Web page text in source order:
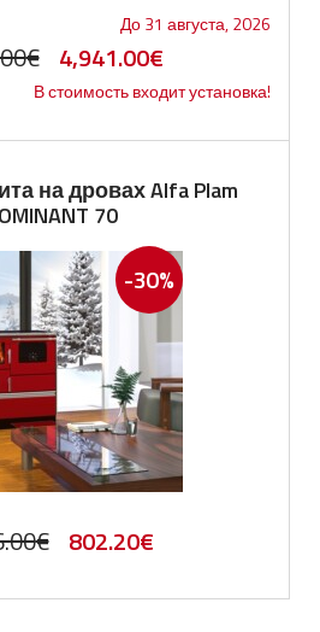
До 31 августа, 2026
€ Первоначальная
цена
составляла
5,490.00€.
4,941.00€Текущая
цена:
4,941.00€.
В стоимость входит установка!
на дровах Alfa Plam
70
-30%
€ Первоначальная
802.20€Текущая